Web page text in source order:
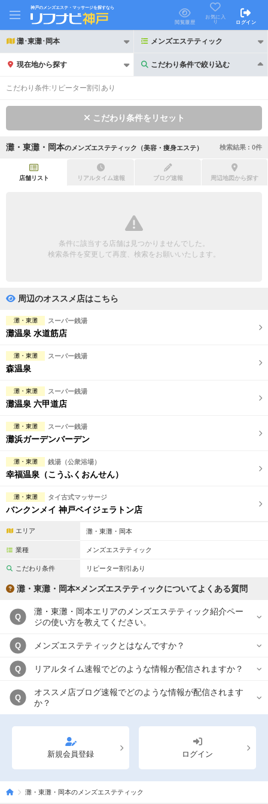
神戸のメンズエステ・マッサージを探すなら
閲覧履歴
お気に入
り
ログイン
灘･東灘･岡本 メンズエステティック
現在地から探す こだわり条件で絞り込む
こだわり条件で絞り込む
初回割引あり リピーター割引あり
団体様歓迎
ペアルームあり
フットバスあり
日本人スタッフのみ
スタッフ指名可
こだわり条件: リピーター割引あり
こだわり条件をリセット
灘・東灘・岡本の メンズエステティック（美容・痩身エステ） 検索結果 : 0件
店舗リスト リアルタイム速報 ブログ速報 周辺地図から探す
条件に該当する店舗は見つかりませんでした。
検索条件を変更して再度、検索をお願いいたします。
周辺のオススメ店はこちら
灘・東灘 スーパー銭湯
灘温泉 水道筋店
灘・東灘 スーパー銭湯
森温泉
灘・東灘 スーパー銭湯
灘温泉 六甲道店
灘・東灘 スーパー銭湯
灘浜ガーデンバーデン
灘・東灘 銭湯（公衆浴場）
幸福温泉（こうふくおんせん）
灘・東灘 タイ古式マッサージ
バンクンメイ 神戸ベイジェラトン店
エリア 灘・東灘・岡本
業種 メンズエステティック
こだわり条件 リピーター割引あり
灘・東灘・岡本×メンズエステティックについてよくある質問
Q
灘・東灘・岡本エリアのメンズエステティック紹介ペー
ジの使い方を教えてください。
Q メンズエステティックとはなんですか？
Q リアルタイム速報でどのような情報が配信されますか？
Q
オススメ店ブログ速報でどのような情報が配信されます
か？
新規会員登録 ログイン
灘・東灘・岡本のメンズエステティック